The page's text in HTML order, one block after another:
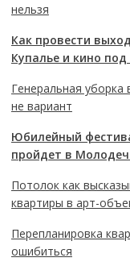
нельзя
Как провести
Купалье и кино
Генеральная
не вариант
Юбилейный
пройдет в
Потолок как
квартиры в арт-
Перепланировка
ошибиться